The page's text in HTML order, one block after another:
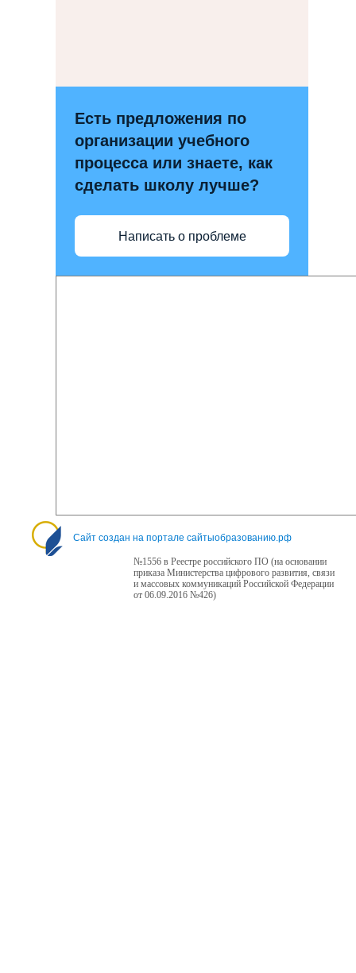
Есть предложения по
организации учебного
процесса или знаете, как
сделать школу лучше?
Написать о проблеме
Сайт создан на портале сайтыобразованию.рф
№1556 в Реестре российского ПО (на основании
приказа Министерства цифрового развития, связи
и массовых коммуникаций Российской Федерации
от 06.09.2016 №426)